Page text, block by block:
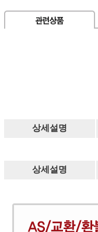
상세설명
상세설명